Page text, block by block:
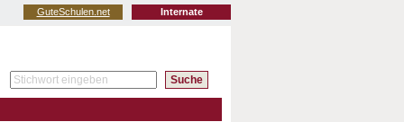
Internate
GuteSchulen.net